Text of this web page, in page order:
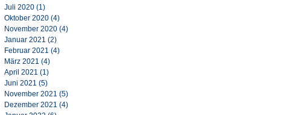
Juli 2020 (1)
Oktober 2020 (4)
November 2020 (4)
Januar 2021 (2)
Februar 2021 (4)
März 2021 (4)
April 2021 (1)
Juni 2021 (5)
November 2021 (5)
Dezember 2021 (4)